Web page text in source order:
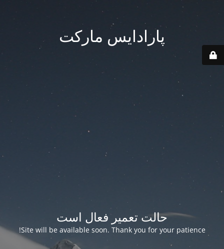
پارادایس مارکت
حالت تعمیر فعال است
Site will be available soon. Thank you for your patience!